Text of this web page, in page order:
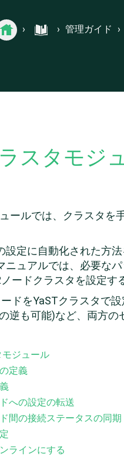
›
› 管理ガイド ›
スタモジ
ールでは、クラスタを
設定に自動化された方法
ニュアルでは、必要な
ードクラスタを設定す
ドをYaSTクラスタで
逆も可能)など、両方の
モジュール
定義
への設定の転送
間の接続ステータスの同期
ラインにする